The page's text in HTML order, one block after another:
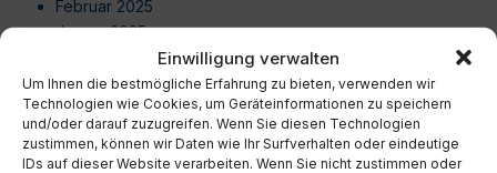
Einwilligung verwalten
Um Ihnen die bestmögliche Erfahrung zu bieten, verwenden wir
Technologien wie Cookies, um Geräteinformationen zu speichern
und/oder darauf zuzugreifen. Wenn Sie diesen Technologien
zustimmen, können wir Daten wie Ihr Surfverhalten oder eindeutige
IDs auf dieser Website verarbeiten. Wenn Sie nicht zustimmen oder
Februar 2025
Januar 2025
Dezember 2024
November 2024
Oktober 2024
September 2024
August 2024